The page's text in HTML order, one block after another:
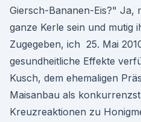
Giersch-Bananen-Eis?" Ja,
ganze Kerle sein und mutig
Zugegeben, ich 25. Mai
gesundheitliche Effekte
Kusch, dem ehemaligen
Maisanbau als
Kreuzreaktionen zu